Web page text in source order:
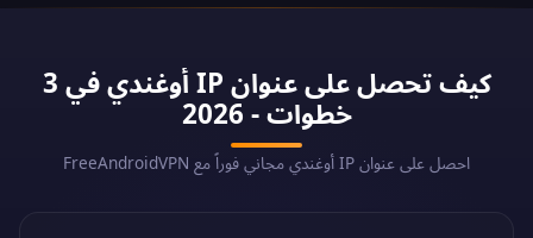
كيف تحصل على عنوان IP أوغندي في 3
خطوات - 2026
احصل على عنوان IP أوغندي مجاني فوراً مع FreeAndroidVPN